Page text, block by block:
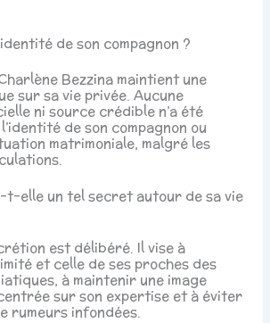
de son compagnon ?
Bezzina maintient une
sur sa vie privée. Aucune
ni source crédible n’a été
de son compagnon ou
matrimoniale, malgré les
t-elle un tel secret autour de sa vie
est délibéré. Il vise à
et celle de ses proches des
à maintenir une image
sur son expertise et à éviter
rumeurs infondées.